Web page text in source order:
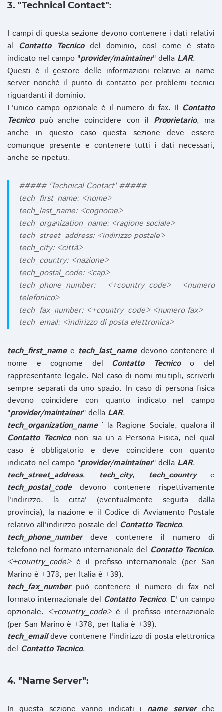
3. "Technical Contact":
I campi di questa sezione devono contenere i dati relativi
al Contatto Tecnicodel dominio, così come è stato
indicato nel campo "provider/maintainer" della LAR.
Questi è il gestore delle informazioni relative ai name
server nonchè il punto di contatto per problemi tecnici
riguardanti il dominio.
L'unico campo opzionale è il numero di fax. Il Contatto
Tecnicopuò anche coincidere con il Proprietario, ma
anche in questo caso questa sezione deve essere
comunque presente e contenere tutti i dati necessari,
anche se ripetuti.
##### 'Technical Contact' #####
tech_first_name: <nome>
tech_last_name: <cognome>
tech_organization_name: <ragione sociale>
tech_street_address: <indirizzo postale>
tech_city: <città>
tech_country: <nazione>
tech_postal_code: <cap>
tech_phone_number: <+country_code> <numero
telefonico>
tech_fax_number: <+country_code> <numero fax>
tech_email: <indirizzo di posta elettronica>
tech_first_namee tech_last_namedevono contenere il
nome e cognome del Contatto Tecnicoo del
rappresentante legale. Nel caso di nomi multipli, scriverli
sempre separati da uno spazio. In caso di persona fisica
devono coincidere con quanto indicato nel campo
"provider/maintainer" della LAR.
tech_organization_name` la Ragione Sociale, qualora il
Contatto Tecniconon sia un a Persona Fisica, nel qual
caso è obbligatorio e deve coincidere con quanto
indicato nel campo "provider/maintainer" della LAR.
tech_street_address, tech_city, tech_countrye
tech_postal_codedevono contenere rispettivamente
l'indirizzo, la citta' (eventualmente seguita dalla
provincia), la nazione e il Codice di Avviamento Postale
relativo all'indirizzo postale del Contatto Tecnico.
tech_phone_numberdeve contenere il numero di
telefono nel formato internazionale del Contatto Tecnico.
<+country_code>è il prefisso internazionale (per San
Marino è +378, per Italia è +39).
tech_fax_numberpuò contenere il numero di fax nel
formato internazionale del Contatto Tecnico. E' un campo
opzionale. <+country_code>è il prefisso internazionale
(per San Marino è +378, per Italia è +39).
tech_emaildeve contenere l'indirizzo di posta elettronica
del Contatto Tecnico.
4. "Name Server":
In questa sezione vanno indicati i name serverche